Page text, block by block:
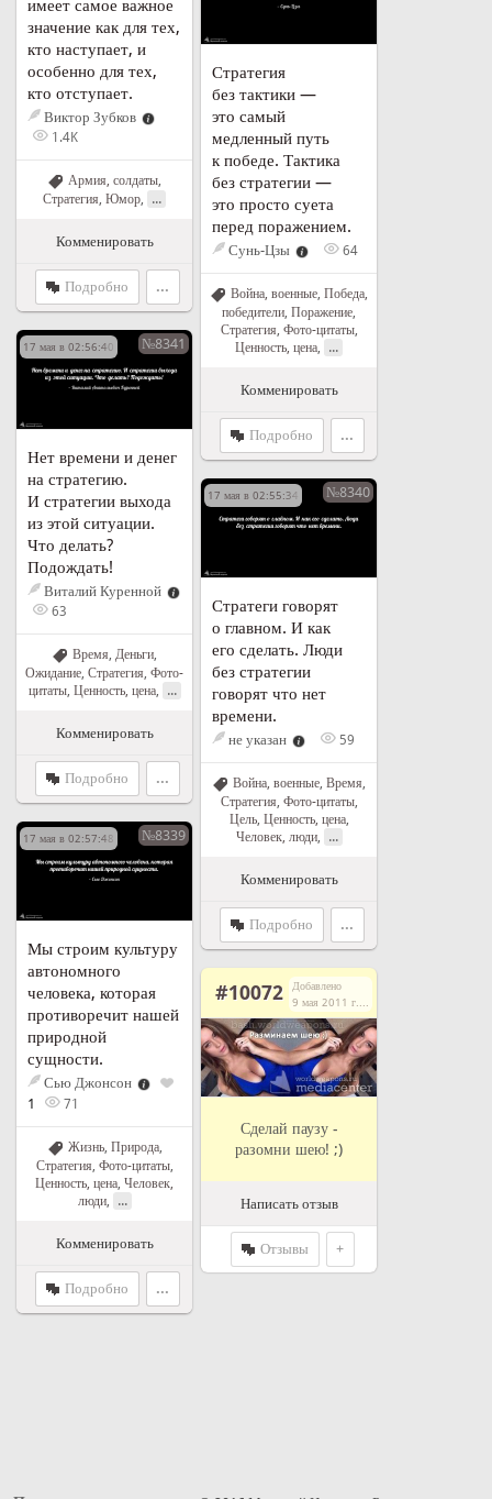
имеет самое важное
значение как для тех,
кто наступает, и
особенно для тех,
кто отступает.
Виктор Зубков
1.4K
Армия, солдаты,
Стратегия Юмор ...
Комменировать
Подробно ...
Стратегия
без тактики —
это самый
медленный путь
к победе. Тактика
без стратегии —
это просто суета
перед поражением.
Сунь-Цзы 64
Война, военные, Победа,
победители Поражение
Стратегия Фото-цитаты,
Ценность, цена
...
Комменировать
Подробно ...
17 мая в 02:56:40 №8341
Нет времени и денег
на стратегию.
И стратегии выхода
из этой ситуации.
Что делать?
Подождать!
Виталий Куренной
63
Время, Деньги,
Ожидание Стратегия Фото-
цитаты, Ценность, цена, ...
Комменировать
Подробно ...
17 мая в 02:55:34 №8340
Стратеги говорят
о главном. И как
его сделать. Люди
без стратегии
говорят что нет
времени.
не указан 59
Война, военные, Время,
Стратегия Фото-цитаты,
Цель, Ценность, цена,
Человек, люди, ...
Комменировать
Подробно ...
17 мая в 02:57:48 №8339
Мы строим культуру
автономного
человека, которая
противоречит нашей
природной
сущности.
Сью Джонсон
1
71
Жизнь, Природа,
Стратегия Фото-цитаты,
Ценность, цена Человек,
люди, ...
Комменировать
Подробно ...
#10072
Добавлено
9 мая 2011 г. в 21:08
Сделай паузу -
разомни шею! ;)
Написать отзыв
Отзывы +